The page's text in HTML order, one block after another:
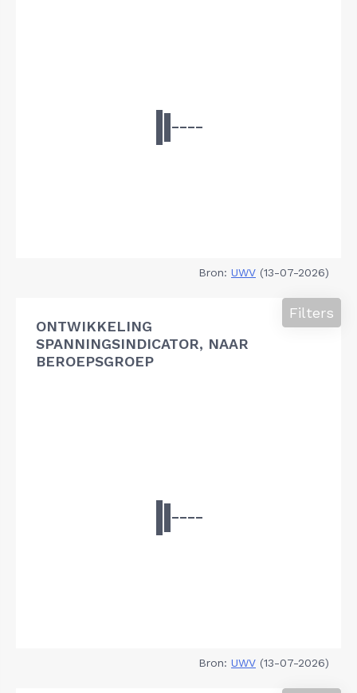
Bron: UWV (13-07-2026)
ONTWIKKELING
SPANNINGSINDICATOR, NAAR
BEROEPSGROEP
Filters
Bron: UWV (13-07-2026)